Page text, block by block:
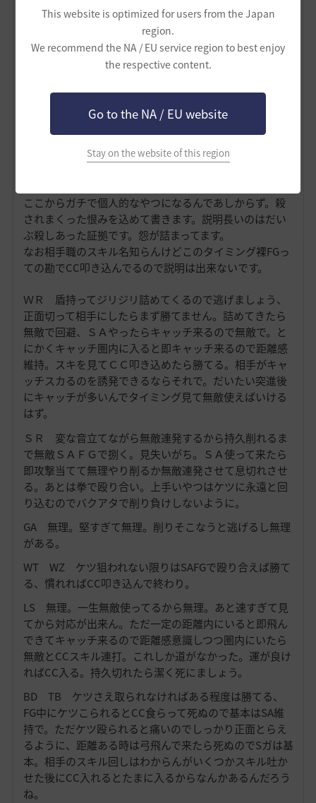
This website is optimized for users from the Japan
region.
We recommend the NA / EU service region to best enjoy
the respective content.
Go to the NA / EU website
Stay on the website of this region
だいたいの職相手の立ち回り関係
ここからガチで個人的なやつになるんであしからず。殺
されまくった恨みを込めて書きます。説明長いのはだい
ぶ殺しあった証拠です。怨が詰まってます。
なお相手職のスキル名知らんけどこのタイミング裸FGっ
ての勘でCC叩き込んでるので説明は出来ないです。
ＷＲ 盾持ってジリジリ詰めてくるので逃げましょう、
正面切って相手にしたらまず勝てません。詰めてきたら
無敵で回避、ＳＡやったらキャッチ来るので無敵で。と
にかくキャッチ圏内に入ると即キャッチ来るので距離感
維持。スキを見てＣＣ叩き込めたら勝てる。相手がキャ
ッチスカるのを誘発できるならそれで。だいたい突進後
にキャッチが多いんでタイミング見て無敵使えばいける
はず。
ＳＲ 変な音立てながら無敵連発するから持久削れるま
で無敵ＳＡＦＧで捌く。見失いがち。ＳＡ使って来たら
即攻撃当てて無理やり削るか無敵連発させて息切れさせ
る。あとは拳で殴り合い。上手いやつはケツに永遠と回
り込むのでバクアタで削り負けしないように。
GA 無理。堅すぎて無理。削りそこなうと逃げるし無理
がある。
WT WZ ケツ狙われない限りはSAFGで殴り合えば勝て
る、慣れればCC叩き込んで終わり。
LS 無理。一生無敵使ってるから無理。あと速すぎて見
てから対応が出来ん。ただ一定の距離内にいると即飛ん
できてキャッチ来るので距離感意識しつつ圏内にいたら
無敵とCCスキル連打。これしか道がなかった。運が良け
ればCC入る。持久切れたら潔く死にましょう。
BD TB ケツさえ取られなければある程度は勝てる、
FG中にケツこられるとCC食らって死ぬので基本はSA維
持で。ただケツ殴られると痛いのでしっかり正面とらえ
るように、距離ある時は弓飛んで来たら死ぬのでSガは基
本。相手のスキル回しはわからんがいくつかスキル吐か
せた後にCC入れるとたまに入るからなんかあるんだろう
ね。